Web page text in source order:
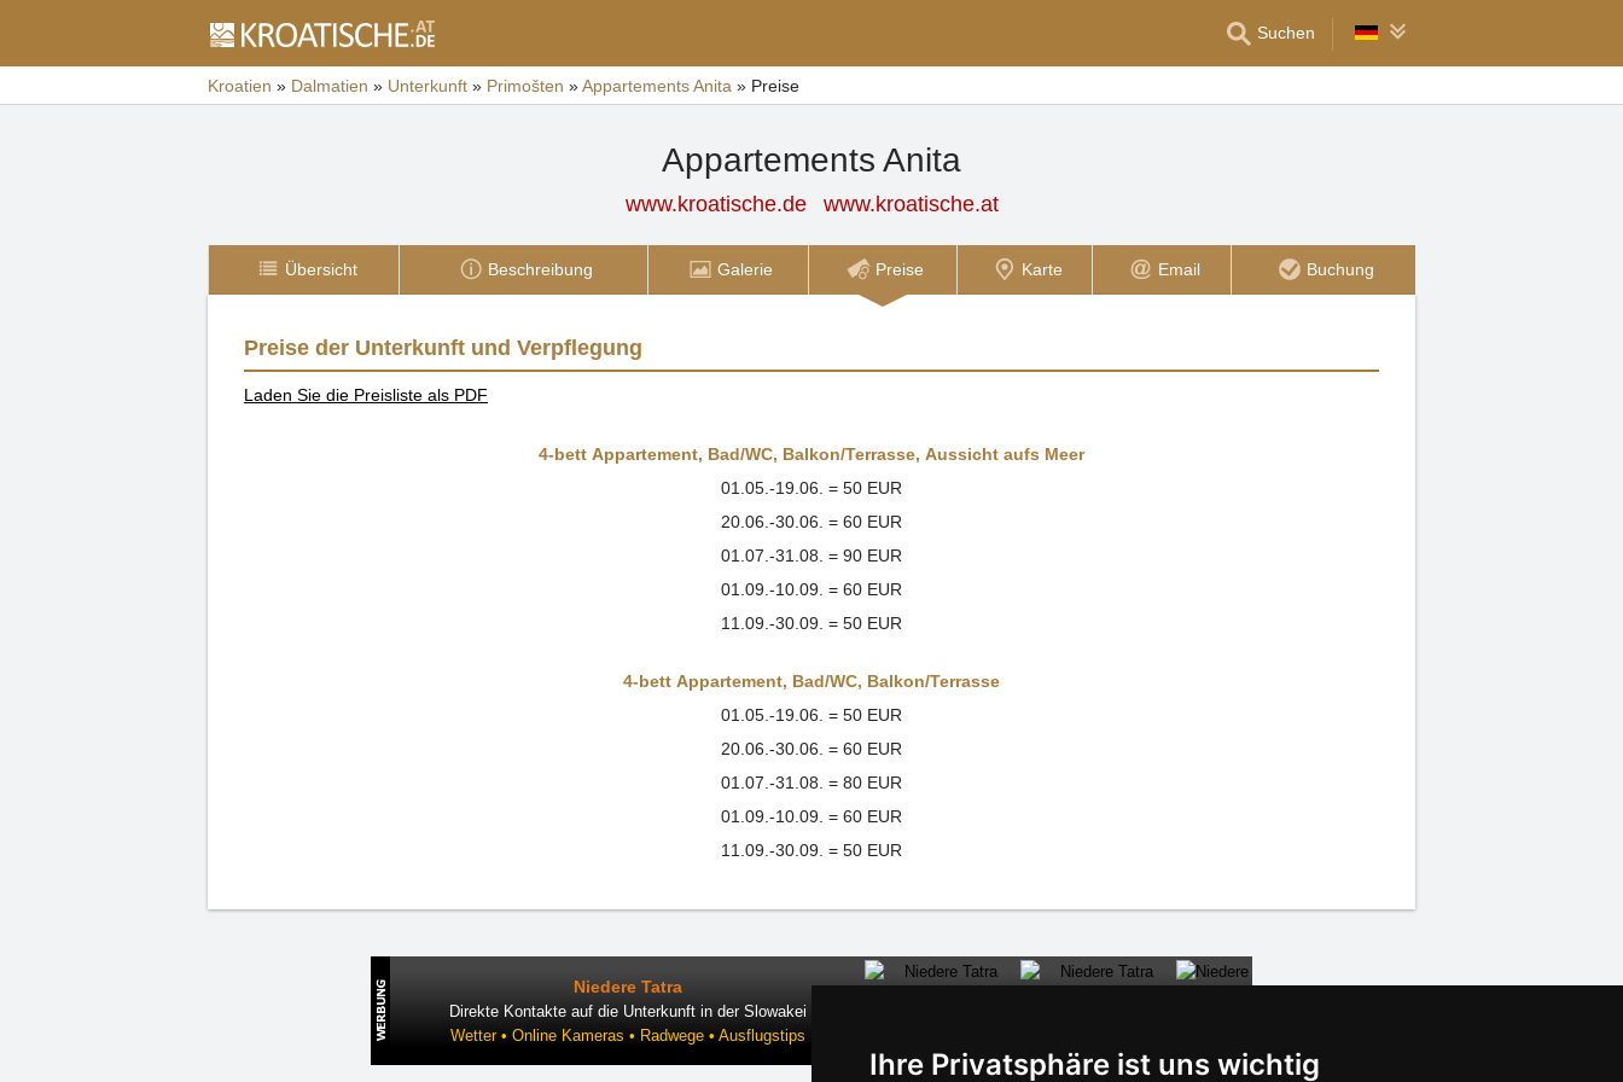
Ihre Privatsphäre ist uns wichtig
Suchen
Kroatien » Dalmatien » Unterkunft » Primošten »Appartements Anita » Preise
Appartements Anita
www.kroatische.de www.kroatische.at
Übersicht Beschreibung Galerie Preise Karte Email Buchung
Preise der Unterkunft und Verpflegung
Laden Sie die Preisliste als PDF
4-bett Appartement, Bad/WC, Balkon/Terrasse, Aussicht aufs Meer
01.05.-19.06. = 50 EUR
20.06.-30.06. = 60 EUR
01.07.-31.08. = 90 EUR
01.09.-10.09. = 60 EUR
11.09.-30.09. = 50 EUR
4-bett Appartement, Bad/WC, Balkon/Terrasse
01.05.-19.06. = 50 EUR
20.06.-30.06. = 60 EUR
01.07.-31.08. = 80 EUR
01.09.-10.09. = 60 EUR
11.09.-30.09. = 50 EUR
Niedere Tatra
Direkte Kontakte auf die Unterkunft in der Slowakei
Wetter • Online Kameras • Radwege • Ausflugstips